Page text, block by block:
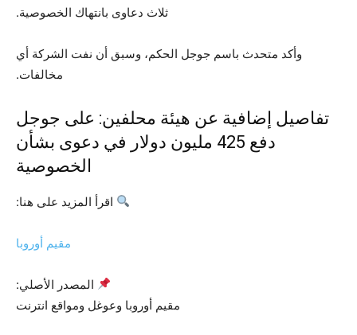
ثلاث دعاوى بانتهاك الخصوصية.
وأكد متحدث باسم جوجل الحكم، وسبق أن نفت الشركة أي
مخالفات.
تفاصيل إضافية عن هيئة محلفين: على جوجل
دفع 425 مليون دولار في دعوى بشأن
الخصوصية
اقرأ المزيد على هنا:
مقيم أوروبا
المصدر الأصلي:
مقيم أوروبا وعوغل ومواقع انترنت